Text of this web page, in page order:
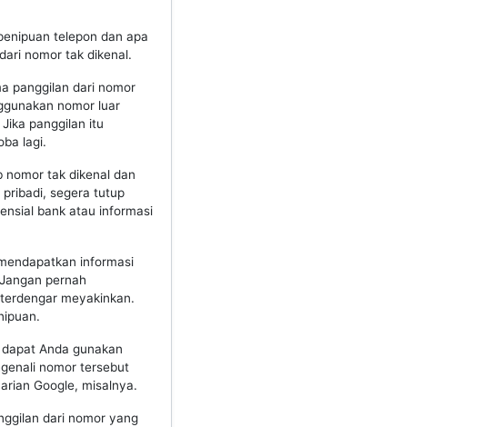
telepon dan apa
nomor tak dikenal.
panggilan dari nomor
nomor luar
panggilan itu
lagi.
nomor tak dikenal dan
segera tutup
bank atau informasi
informasi
pernah
meyakinkan.
Anda gunakan
nomor tersebut
Google, misalnya.
dari nomor yang